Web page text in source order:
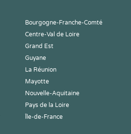
Bourgogne-Franche-Comté
Centre-Val de Loire
Grand Est
Guyane
La Réunion
Mayotte
Nouvelle-Aquitaine
Pays de la Loire
Île-de-France